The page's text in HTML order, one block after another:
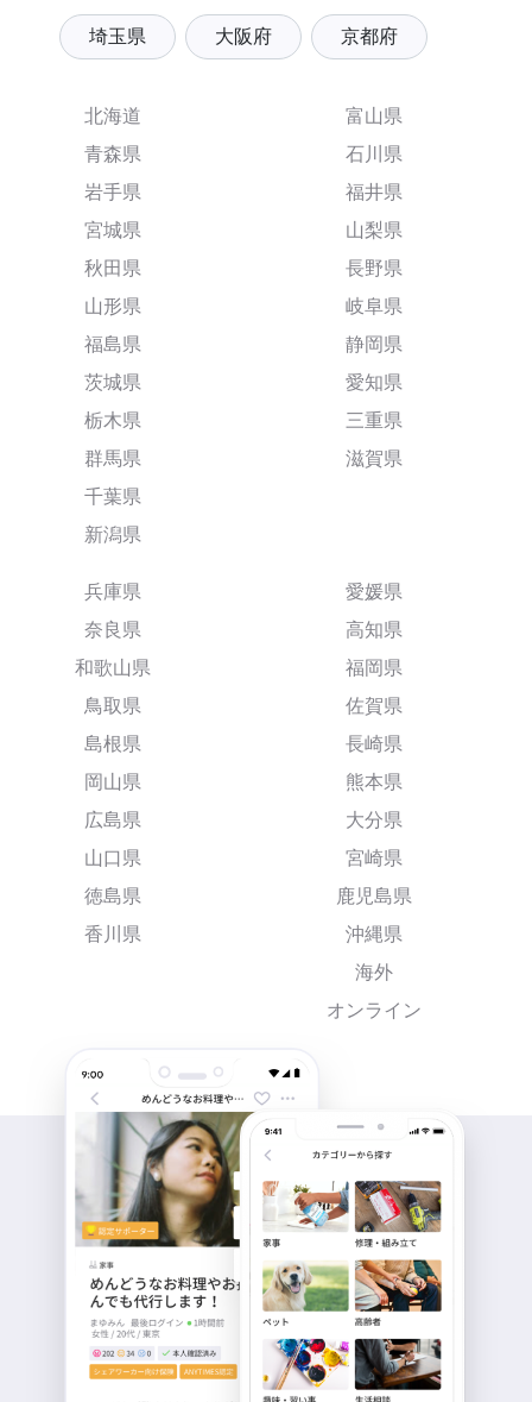
埼玉県 大阪府 京都府
北海道
青森県
岩手県
宮城県
秋田県
山形県
福島県
茨城県
栃木県
群馬県
千葉県
新潟県
富山県
石川県
福井県
山梨県
長野県
岐阜県
静岡県
愛知県
三重県
滋賀県
兵庫県
奈良県
和歌山県
鳥取県
島根県
岡山県
広島県
山口県
徳島県
香川県
愛媛県
高知県
福岡県
佐賀県
長崎県
熊本県
大分県
宮崎県
鹿児島県
沖縄県
海外
オンライン